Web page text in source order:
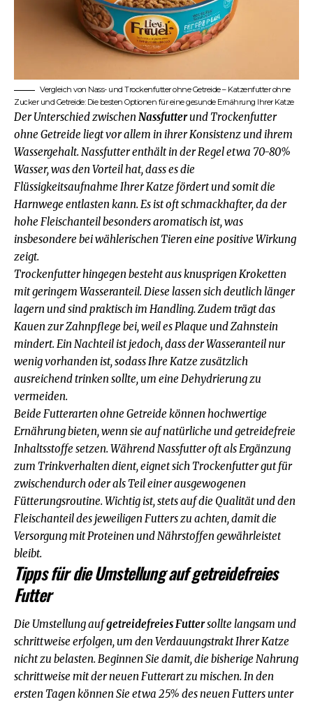
Vergleich von Nass- und Trockenfutter ohne Getreide – Katzenfutter ohne
Zucker und Getreide: Die besten Optionen für eine gesunde Ernährung Ihrer Katze
Der Unterschied zwischen Nassfutterund Trockenfutter
ohne Getreide liegt vor allem in ihrer Konsistenz und ihrem
Wassergehalt. Nassfutter enthält in der Regel etwa 70-80%
Wasser, was den Vorteil hat, dass es die
Flüssigkeitsaufnahme Ihrer Katze fördert und somit die
Harnwege entlasten kann. Es ist oft schmackhafter, da der
hohe Fleischanteil besonders aromatisch ist, was
insbesondere bei wählerischen Tieren eine positive Wirkung
zeigt.
Trockenfutter hingegen besteht aus knusprigen Kroketten
mit geringem Wasseranteil. Diese lassen sich deutlich länger
lagern und sind praktisch im Handling. Zudem trägt das
Kauen zur Zahnpflege bei, weil es Plaque und Zahnstein
mindert. Ein Nachteil ist jedoch, dass der Wasseranteil nur
wenig vorhanden ist, sodass Ihre Katze zusätzlich
ausreichend trinken sollte, um eine Dehydrierung zu
vermeiden.
Beide Futterarten ohne Getreide können hochwertige
Ernährung bieten, wenn sie auf natürliche und getreidefreie
Inhaltsstoffe setzen. Während Nassfutter oft als Ergänzung
zum Trinkverhalten dient, eignet sich Trockenfutter gut für
zwischendurch oder als Teil einer ausgewogenen
Fütterungsroutine. Wichtig ist, stets auf die Qualität und den
Fleischanteil des jeweiligen Futters zu achten, damit die
Versorgung mit Proteinen und Nährstoffen gewährleistet
bleibt.
Tipps für die Umstellung auf getreidefreies
Futter
Die Umstellung aufgetreidefreies Futtersollte langsam und
schrittweise erfolgen, um den Verdauungstrakt Ihrer Katze
nicht zu belasten. Beginnen Sie damit, die bisherige Nahrung
schrittweise mit der neuen Futterart zu mischen. In den
ersten Tagen können Sie etwa 25% des neuen Futters unter